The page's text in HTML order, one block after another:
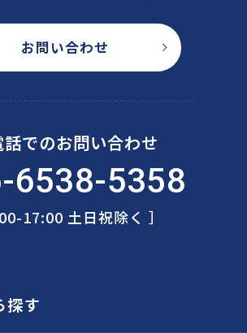
お問い合わせ
話でのお問い合わせ
6538-5358
17:00 土日祝除く ］
探す